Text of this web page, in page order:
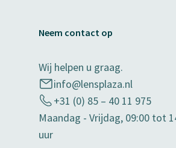
Neem contact op
Wij helpen u graag.
info@lensplaza.nl
+31 (0) 85 – 40 11 975
Maandag - Vrijdag, 09:00 tot
uur